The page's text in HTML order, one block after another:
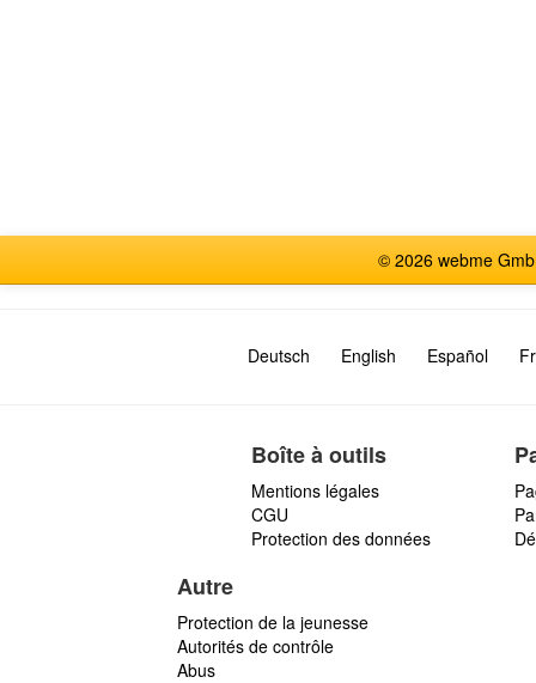
© 2026 webme
Deutsch English Español
Boîte à outils
Mentions légales
CGU
Protection des données
Autre
Protection de la jeunesse
Autorités de contrôle
Abus